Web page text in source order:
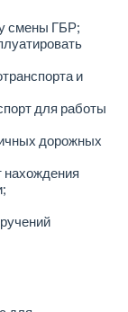
смены ГБР;
и
для работы
дорожных
нахождения